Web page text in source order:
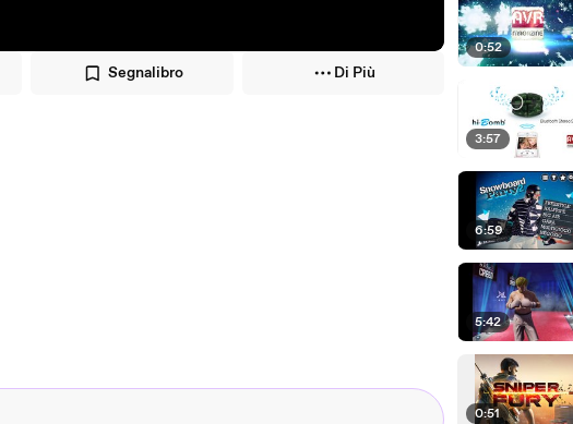
Segnalibro Di Più
0:52
3:57
6:59
5:42
0:51